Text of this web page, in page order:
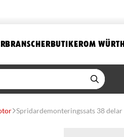
BRANSCHERBUTIKEROM WÜRTH
Spridardemonteringssats 38 delar